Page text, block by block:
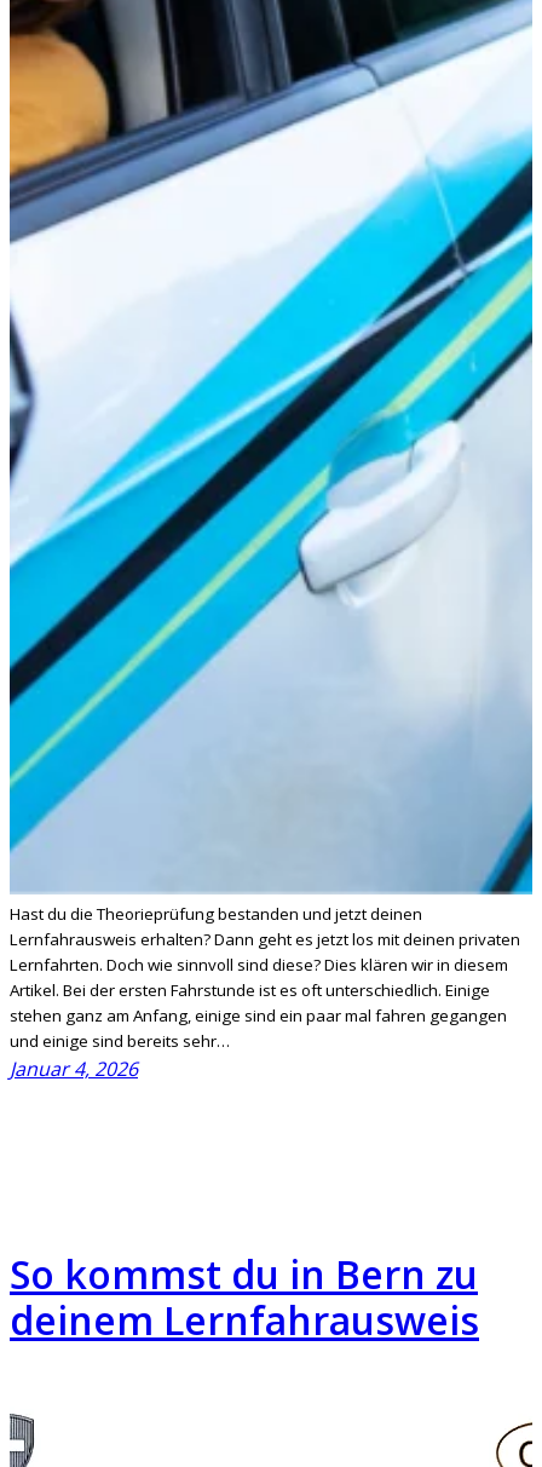
Hast du die Theorieprüfung bestanden und jetzt deinen
Lernfahrausweis erhalten? Dann geht es jetzt los mit deinen privaten
Lernfahrten. Doch wie sinnvoll sind diese? Dies klären wir in diesem
Artikel. Bei der ersten Fahrstunde ist es oft unterschiedlich. Einige
stehen ganz am Anfang, einige sind ein paar mal fahren gegangen
und einige sind bereits sehr…
Januar 4, 2026
So kommst du in Bern zu
deinem Lernfahrausweis